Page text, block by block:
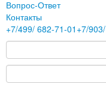
Вопрос-Ответ
Контакты
+7/499/ 682-71-01 +7/903/